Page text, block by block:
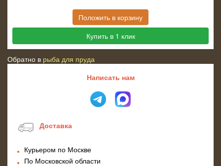
Положить в корзину
Купить в 1 клик
Обратно в рыба для пруда
Написать нам
Доставка
Курьером по Москве
По Московской области